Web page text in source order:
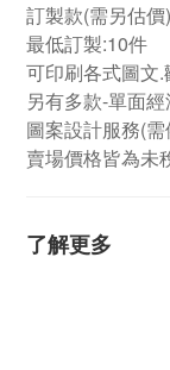
訂製款(需另估價)
最低訂製:10件
可印刷各式圖文
另有多款-單面
圖案設計服務(
賣場價格皆為未
了解更多